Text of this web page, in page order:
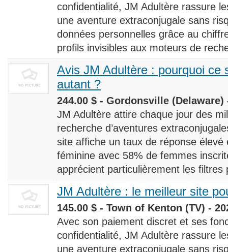
confidentialité, JM Adultère rassure
une aventure extraconjugale sans
données personnelles grâce au
profils invisibles aux moteurs de
Avis JM Adultère : pourquoi ce
autant ?
244.00 $ - Gordonsville (Delaware)
JM Adultère attire chaque jour des
recherche d’aventures
site affiche un taux de réponse
féminine avec 58% de femmes
apprécient particulièrement les filtres
JM Adultère : le meilleur site
145.00 $ - Town of Kenton (TV) -
Avec son paiement discret et ses
confidentialité, JM Adultère rassure
une aventure extraconjugale sans